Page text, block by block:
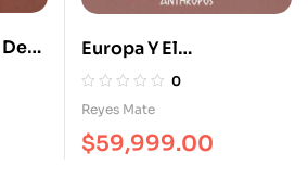
Europa Y El
Cristianismo. En Torno
A Ante La Ley De F.
0
Reyes Mate
$59,999.00